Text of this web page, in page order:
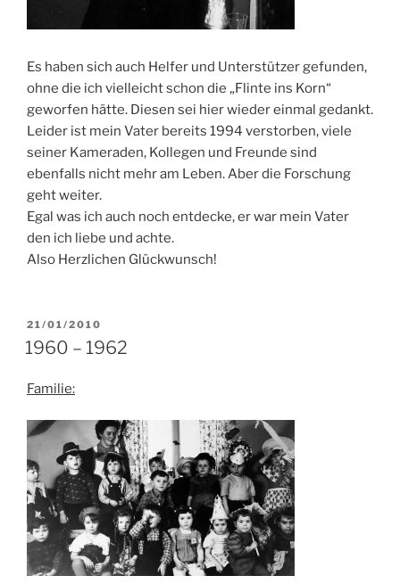
Es haben sich auch Helfer und Unterstützer gefunden,
ohne die ich vielleicht schon die „Flinte ins Korn“
geworfen hätte. Diesen sei hier wieder einmal gedankt.
Leider ist mein Vater bereits 1994 verstorben, viele
seiner Kameraden, Kollegen und Freunde sind
ebenfalls nicht mehr am Leben. Aber die Forschung
geht weiter.
Egal was ich auch noch entdecke, er war mein Vater
den ich liebe und achte.
Also Herzlichen Glückwunsch!
VERÖFFENTLICHT
AM
21/01/2010
1960 – 1962
Familie: